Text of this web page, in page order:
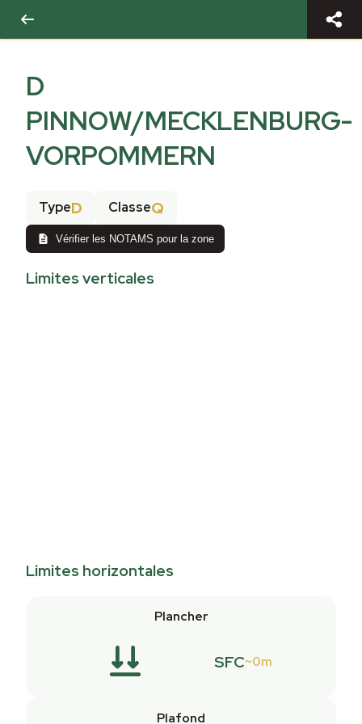
D
PINNOW/MECKLENBURG-
VORPOMMERN
TypeD ClasseQ
Vérifier les NOTAMS pour la zone
Limites verticales
Limites horizontales
Plancher
SFC 0m
Plafond